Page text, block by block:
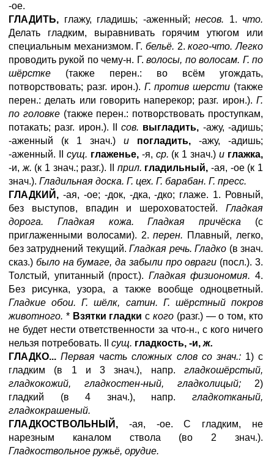
-ое.
ГЛАДИТЬ, глажу, гладишь; -аженный; несов. 1. что.
Делать гладким, выравнивать горячим утюгом или
специальным механизмом. Г. бельё. 2.кого-что. Легко
проводить рукой по чему-н. Г.волосы, по волосам. Г. по
шёрстке (также перен.: во всём угождать,
потворствовать; разг. ирон.). Г. против шерсти (также
перен.: делать или говорить наперекор; разг. ирон.). Г.
по головке (также перен.: потворствовать проступкам,
потакать; разг. ирон.). IIсов. выгладить, -ажу, -адишь;
-аженный (к 1 знач.) и погладить, -ажу, -адишь;
-аженный. II сущ. глаженье,-я, ср. (к 1 знач.)и глажка,
-и, ж. (к 1 знач.; разг.). II прил. гладильный, -ая, -ое (к 1
знач.). Гладильная доска. Г. цех. Г. барабан. Г. пресс.
ГЛАДКИЙ, -ая, -ое; -док, -дка, -дко; глаже. 1. Ровный,
без выступов, впадин и шероховатостей. Гладкая
дорога. Гладкая кожа. Гладкая причёска (с
приглаженными волосами). 2.перен. Плавный, легко,
без затруднений текущий.Гладкая речь. Гладко (в знач.
сказ.) было на бумаге, да забыли про овраги (посл.). 3.
Толстый, упитанный (прост.). Гладкая физиономия. 4.
Без рисунка, узора, а также вообще одноцветный.
Гладкие обои. Г. шёлк, сатин. Г. шёрстный покров
животного. *Взятки гладки ского (разг.) — о том, кто
не будет нести ответственности за что-н., с кого ничего
нельзя потребовать. II сущ. гладкость, -и, ж.
ГЛАДКО... Первая часть сложных слов со знач.:1) с
гладким (в 1 и 3 знач.), напр. гладкошёрстый,
гладкокожий, гладкостен-ный, гладколицый; 2)
гладкий (в 4 знач.), напр. гладкотканый,
гладкокрашеный.
ГЛАДКОСТВОЛЬНЫЙ, -ая, -ое. С гладким, не
нарезным каналом ствола (во 2 знач.).
Гладкоствольное ружьё, орудие.